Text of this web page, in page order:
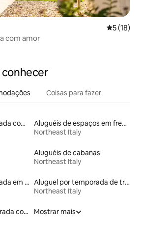
5 de uma
5 (18)
com amor
conhecer
Coisas para fazer
Aluguéis por temporada com banheiro para PCD
Aluguéis de espaços em frente à praia
Northeast Italy
Aluguéis de cabanas
Northeast Italy
Aluguéis por temporada em acampamentos
Aluguel por temporada de trailers
Northeast Italy
Locações por temporada com piscina
Mostrar mais